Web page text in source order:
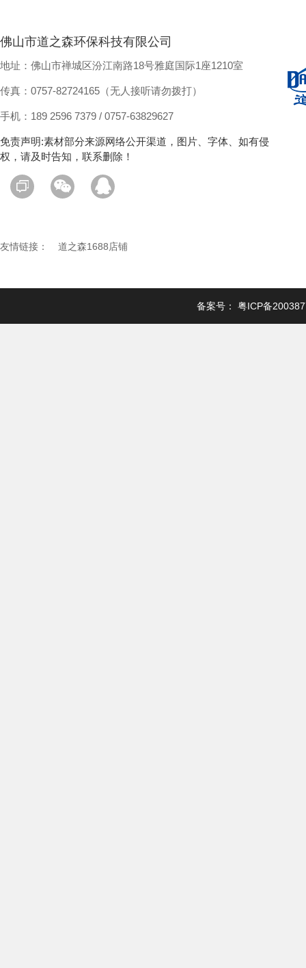
佛山市道之森环保科技有限公司
地址：佛山市禅城区汾江南路18号雅庭国际1座1210室
传真：0757-82724165（无人接听请勿拨打）
手机：189 2596 7379 / 0757-63829627
免责声明:素材部分来源网络公开渠道，图片、字体、如有侵
权，请及时告知，联系删除！
友情链接： 道之森1688店铺
备案号： 粤ICP备